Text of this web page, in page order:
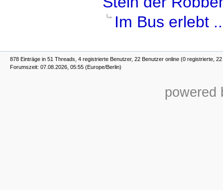
Im Bus erlebt
878 Einträge in 51 Threads, 4 registrierte Benutzer, 22 Benutzer online (0 registrierte,
Forumszeit: 07.08.2026, 05:55 (Europe/Berlin)
powered